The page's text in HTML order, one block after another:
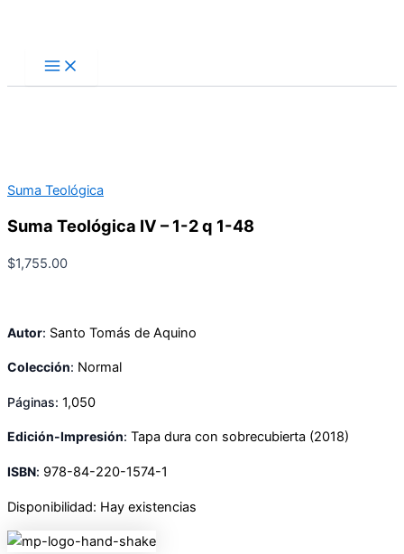
contenido
Suma Teológica
Suma Teológica IV – 1-2 q 1-48
$1,755.00
Autor: Santo Tomás de Aquino
Colección: Normal
Páginas: 1,050
Edición-Impresión: Tapa dura con sobrecubierta (2018)
ISBN: 978-84-220-1574-1
Disponibilidad: Hay existencias